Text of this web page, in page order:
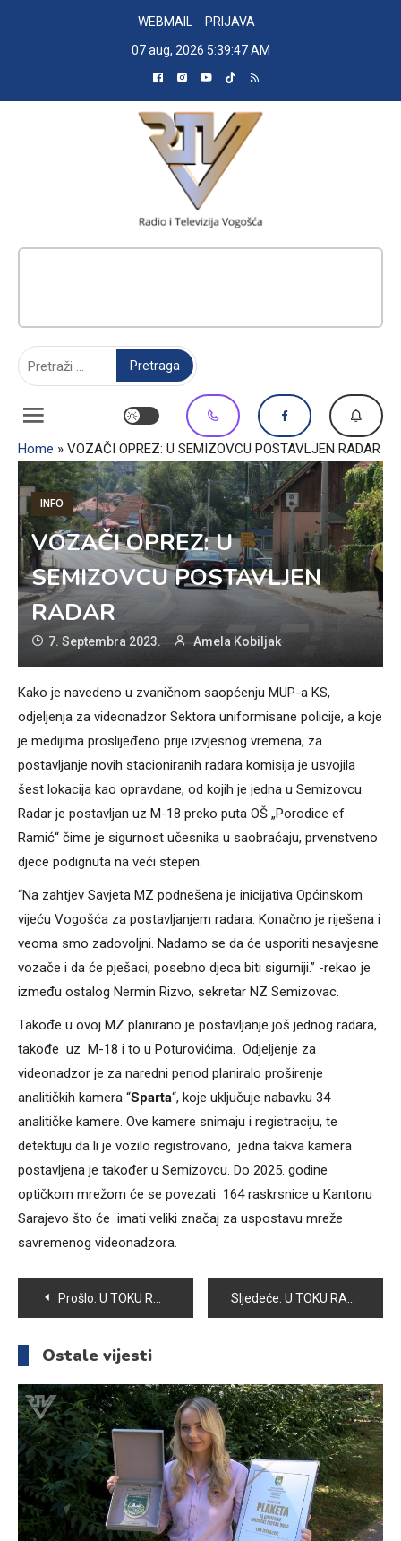
WEBMAIL
PRIJAVA
07 aug, 2026 5:39:48 AM
Home » VOZAČI OPREZ: U SEMIZOVCU POSTAVLJEN RADAR
INFO
VOZAČI OPREZ: U
SEMIZOVCU POSTAVLJEN
RADAR
7. Septembra 2023. Amela Kobiljak
Kako je navedeno u zvaničnom saopćenju MUP-a KS,
odjeljenja za videonadzor Sektora uniformisane policije, a koje
je medijima proslijeđeno prije izvjesnog vremena, za
postavljanje novih stacioniranih radara komisija je usvojila
šest lokacija kao opravdane, od kojih je jedna u Semizovcu.
Radar je postavljan uz M-18 preko puta OŠ „Porodice ef.
Ramić“ čime je sigurnost učesnika u saobraćaju, prvenstveno
djece podignuta na veći stepen.
“Na zahtjev Savjeta MZ podnešena je inicijativa Općinskom
vijeću Vogošća za postavljanjem radara. Konačno je riješena i
veoma smo zadovoljni. Nadamo se da će usporiti nesavjesne
vozače i da će pješaci, posebno djeca biti sigurniji.” -rekao je
između ostalog Nermin Rizvo, sekretar NZ Semizovac.
Takođe u ovoj MZ planirano je postavljanje još jednog radara,
takođe uz M-18 i to u Poturovićima. Odjeljenje za
videonadzor je za naredni period planiralo proširenje
analitičkih kamera “Sparta“, koje uključuje nabavku 34
analitičke kamere. Ove kamere snimaju i registraciju, te
detektuju da li je vozilo registrovano, jedna takva kamera
postavljena je također u Semizovcu. Do 2025. godine
optičkom mrežom će se povezati 164 raskrsnice u Kantonu
Sarajevo što će imati veliki značaj za uspostavu mreže
savremenog videonadzora.
Navigacija
članaka
Prošlo: U TOKU RADOVI NA IZGRADNJI REZERVOARA I PUMPNE STANICE POTUROVIĆI Sljedeće: U TOKU RADOVI NA IZGRADNJI REZERVOARA KRIVOGLAVCI I I KRIVOGLAVCI II
Ostale vijesti